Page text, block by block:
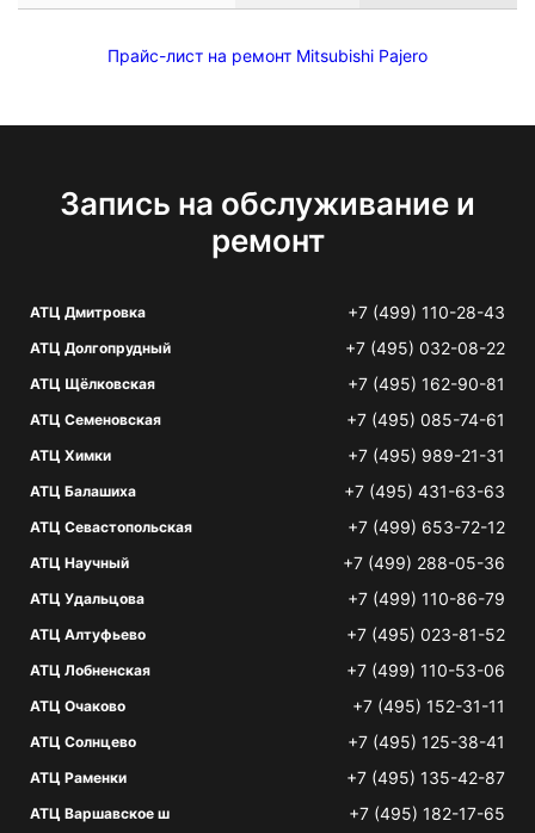
Прайс-лист на ремонт Mitsubishi Pajero
Запись на обслуживание и
ремонт
АТЦ Дмитровка +7 (499) 110-28-43
АТЦ Долгопрудный +7 (495) 032-08-22
АТЦ Щёлковская +7 (495) 162-90-81
АТЦ Семеновская +7 (495) 085-74-61
АТЦ Химки +7 (495) 989-21-31
АТЦ Балашиха +7 (495) 431-63-63
АТЦ Севастопольская +7 (499) 653-72-12
АТЦ Научный +7 (499) 288-05-36
АТЦ Удальцова +7 (499) 110-86-79
АТЦ Алтуфьево +7 (495) 023-81-52
АТЦ Лобненская +7 (499) 110-53-06
АТЦ Очаково +7 (495) 152-31-11
АТЦ Солнцево +7 (495) 125-38-41
АТЦ Раменки +7 (495) 135-42-87
АТЦ Варшавское ш +7 (495) 182-17-65